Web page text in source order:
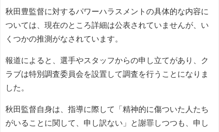
秋田豊監督に対するパワーハラスメントの具体的な内容に
ついては、現在のところ詳細は公表されていませんが、い
くつかの推測がなされています。
報道によると、選手やスタッフからの申し立てがあり、ク
ラブは特別調査委員会を設置して調査を行うことになりま
した。
秋田監督自身は、指導に際して「精神的に傷ついた人たち
がいることに関して、申し訳ない」と謝罪しつつも、申し